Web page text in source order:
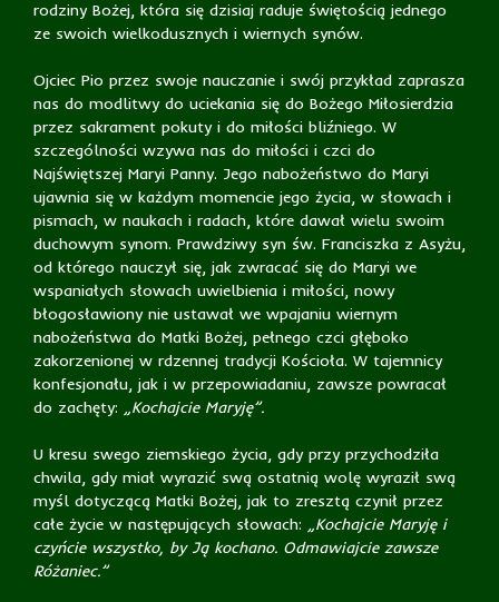
rodziny Bożej, która się dzisiaj raduje świętością jednego
ze swoich wielkodusznych i wiernych synów.
Ojciec Pio przez swoje nauczanie i swój przykład zaprasza
nas do modlitwy do uciekania się do Bożego Miłosierdzia
przez sakrament pokuty i do miłości bliźniego. W
szczególności wzywa nas do miłości i czci do
Najświętszej Maryi Panny. Jego nabożeństwo do Maryi
ujawnia się w każdym momencie jego życia, w słowach i
pismach, w naukach i radach, które dawał wielu swoim
duchowym synom. Prawdziwy syn św. Franciszka z Asyżu,
od którego nauczył się, jak zwracać się do Maryi we
wspaniałych słowach uwielbienia i miłości, nowy
błogosławiony nie ustawał we wpajaniu wiernym
nabożeństwa do Matki Bożej, pełnego czci głęboko
zakorzenionej w rdzennej tradycji Kościoła. W tajemnicy
konfesjonału, jak i w przepowiadaniu, zawsze powracał
do zachęty: „Kochajcie Maryję”.
U kresu swego ziemskiego życia, gdy przy przychodziła
chwila, gdy miał wyrazić swą ostatnią wolę wyraził swą
myśl dotyczącą Matki Bożej, jak to zresztą czynił przez
całe życie w następujących słowach: „Kochajcie Maryję i
czyńcie wszystko, by Ją kochano. Odmawiajcie zawsze
Różaniec.”